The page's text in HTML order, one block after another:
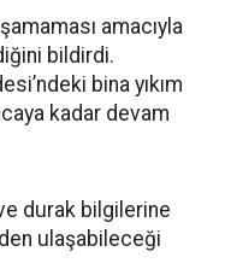
amacıyla
bildirdi.
bina yıkım
kadar devam
durak bilgilerine
ulaşabileceği